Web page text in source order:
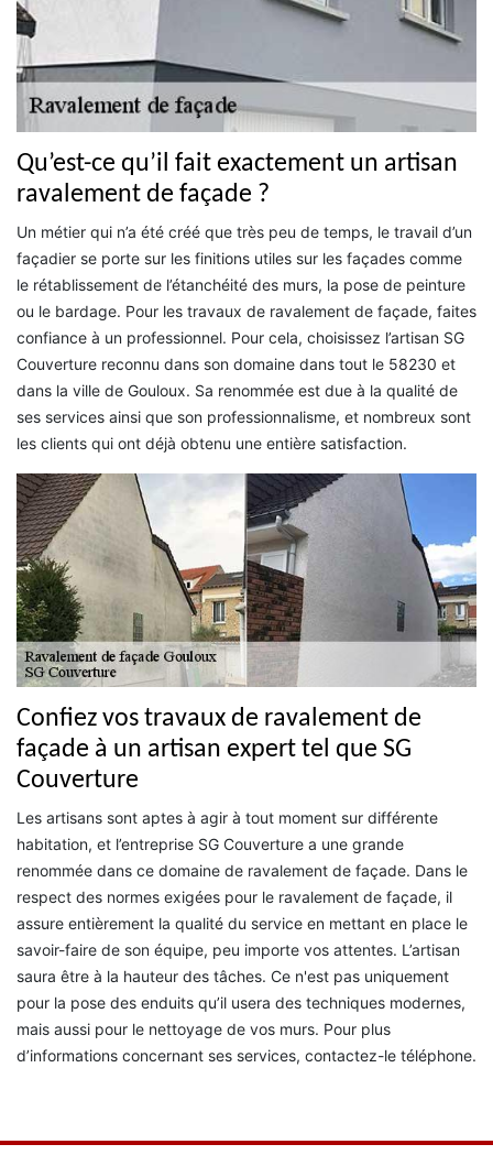
Qu’est-ce qu’il fait exactement un artisan
ravalement de façade ?
Un métier qui n’a été créé que très peu de temps, le travail d’un
façadier se porte sur les finitions utiles sur les façades comme
le rétablissement de l’étanchéité des murs, la pose de peinture
ou le bardage. Pour les travaux de ravalement de façade, faites
confiance à un professionnel. Pour cela, choisissez l’artisan SG
Couverture reconnu dans son domaine dans tout le 58230 et
dans la ville de Gouloux. Sa renommée est due à la qualité de
ses services ainsi que son professionnalisme, et nombreux sont
les clients qui ont déjà obtenu une entière satisfaction.
Confiez vos travaux de ravalement de
façade à un artisan expert tel que SG
Couverture
Les artisans sont aptes à agir à tout moment sur différente
habitation, et l’entreprise SG Couverture a une grande
renommée dans ce domaine de ravalement de façade. Dans le
respect des normes exigées pour le ravalement de façade, il
assure entièrement la qualité du service en mettant en place le
savoir-faire de son équipe, peu importe vos attentes. L’artisan
saura être à la hauteur des tâches. Ce n'est pas uniquement
pour la pose des enduits qu’il usera des techniques modernes,
mais aussi pour le nettoyage de vos murs. Pour plus
d’informations concernant ses services, contactez-le téléphone.